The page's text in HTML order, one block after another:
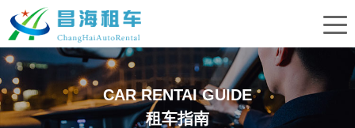
CAR RENTAI GUIDE
租车指南